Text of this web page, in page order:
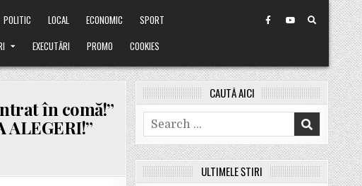
POLITIC LOCAL ECONOMIC
SPORT
EXECUTĂRI PROMO COOKIES
în comă!”
ALEGERI!”
CAUTĂ AICI
Search
for:
ULTIMELE ȘTIRI